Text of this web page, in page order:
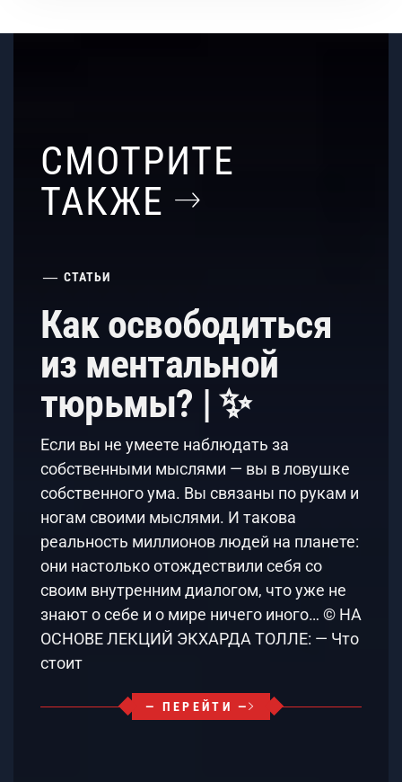
СМОТРИТЕ
ТАКЖЕ
СТАТЬИ
Как освободиться
из ментальной
тюрьмы? | ✨
Если вы не умеете наблюдать за
собственными мыслями — вы в ловушке
собственного ума. Вы связаны по рукам и
ногам своими мыслями. И такова
реальность миллионов людей на планете:
они настолько отождествили себя со
своим внутренним диалогом, что уже не
знают о себе и о мире ничего иного… © НА
ОСНОВЕ ЛЕКЦИЙ ЭКХАРДА ТОЛЛЕ: — Что
стоит
— ПЕРЕЙТИ —